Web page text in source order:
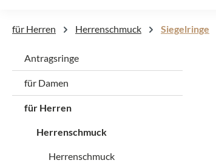
für Herren Herrenschmuck Siegelringe
Antragsringe
für Damen
für Herren
Herrenschmuck
Herrenschmuck